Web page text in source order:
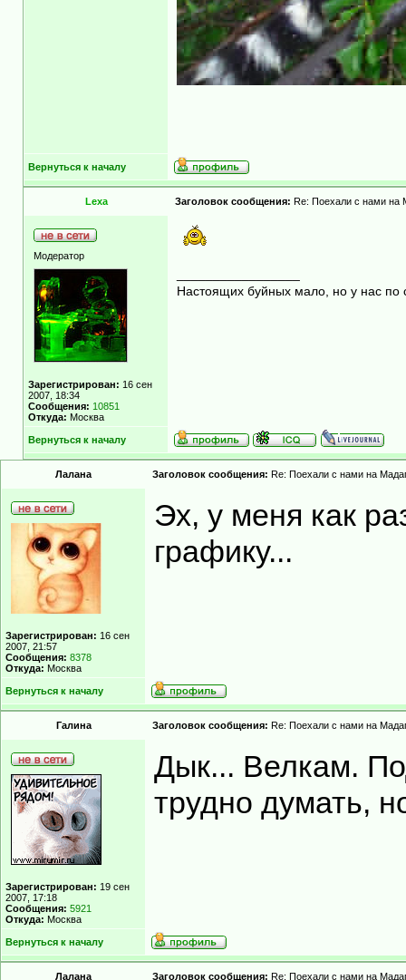
Вернуться к началу
Lexa Заголовок сообщения: Re: Поехали с нами на
Модератор
Зарегистрирован: 16 сен
2007, 18:34
Сообщения: 10851
Откуда: Москва
Настоящих буйных мало, но у нас по
Вернуться к началу
Лалана Заголовок сообщения: Re: Поехали с нами на
Зарегистрирован: 16 сен
2007, 21:57
Сообщения: 8378
Откуда: Москва
Эх, у меня как
графику...
Вернуться к началу
Гaлинa Заголовок сообщения: Re: Поехали с нами на
Зарегистрирован: 19 сен
2007, 17:18
Сообщения: 5921
Откуда: Москва
Дык... Велкам.
трудно думать,
Вернуться к началу
Лалана Заголовок сообщения: Re: Поехали с нами на